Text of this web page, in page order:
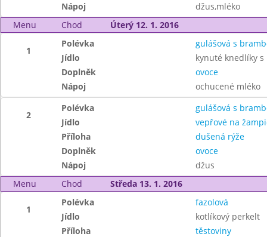
Nápoj
džus,mléko
Menu
Chod Úterý 12. 1. 2016
1
Polévka
gulášová s
Jídlo
kynuté knedlíky
Doplněk
ovoce
Nápoj
ochucené mléko
2
Polévka
gulášová s
Jídlo
vepřové na
Příloha
dušená rýže
Doplněk
ovoce
Nápoj
džus
Menu
Chod Středa 13. 1. 2016
1
Polévka
fazolová
Jídlo
kotlíkový perkelt
Příloha
těstoviny